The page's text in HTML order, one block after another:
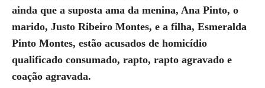
ainda que a suposta ama da menina, Ana Pinto, o
marido, Justo Ribeiro Montes, e a filha, Esmeralda
Pinto Montes, estão acusados de homicídio
qualificado consumado, rapto, rapto agravado e
coação agravada.